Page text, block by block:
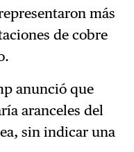
más
de cobre
anunció que
aranceles del
sin indicar una